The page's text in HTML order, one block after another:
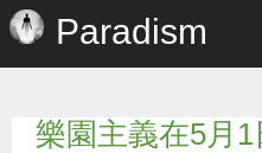
Paradism
樂園主義在5月